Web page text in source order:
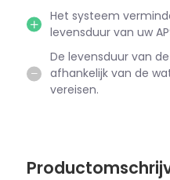
Het systeem
levensduur van uw
De levensduur van
afhankelijk van de
vereisen.